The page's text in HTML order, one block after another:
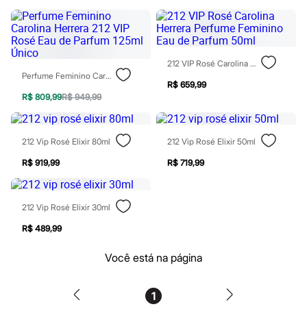
Moda esportiva
Shorts e Saias
Vestidos
Masculino
Em alta
Dia dos Pais
Inverno
Novidades
Bermudas
Calças
Camisetas e Regatas
Casacos e Jaquetas
Jeans
Polos
Acessórios
Chapéus e Bonés
Perfume Feminino Carolina Herrera 212 VIP Rosé Eau De Parfum 125ml Único
R$ 809,99R$ 949,99
212 VIP Rosé Carolina Herrera Perfume Feminino Eau De Parfum 50ml
R$ 659,99
212 Vip Rosé Elixir 80ml
R$ 919,99
212 Vip Rosé Elixir 50ml
R$ 719,99
212 Vip Rosé Elixir 30ml
R$ 489,99
Você está na página
1